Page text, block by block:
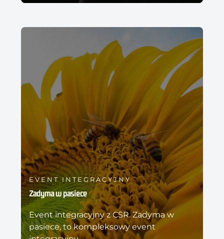
EVENT INTEGRACYJNY
Zadyma w pasiece
Event integracyjny z CSR. Zadyma w
pasiece, to kompleksowy event